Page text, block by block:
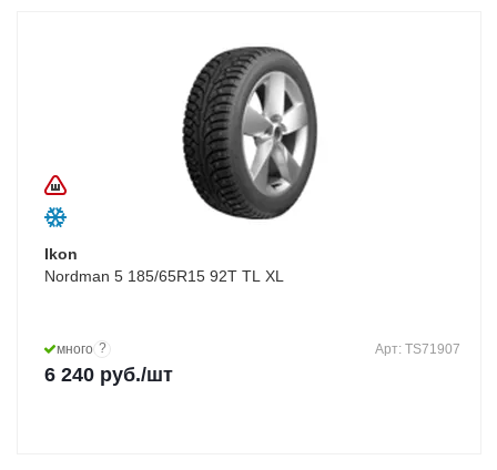
Ikon
Nordman 5 185/65R15 92T TL XL
много ? Арт: TS71907
6 240 руб./шт